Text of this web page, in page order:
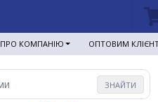
ПРО КОМПАНІЮ ОПТОВИМ
ЗНАЙТИ